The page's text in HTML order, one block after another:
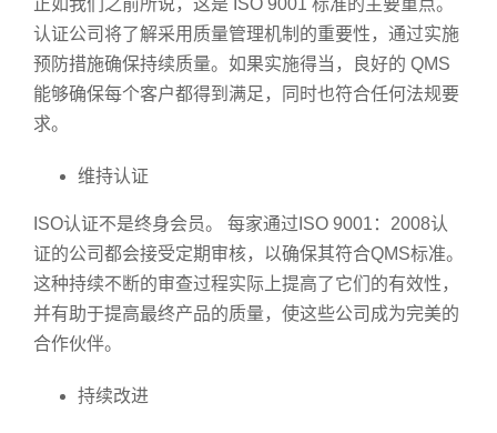
正如我们之前所说，这是 ISO 9001 标准的主要重点。
认证公司将了解采用质量管理机制的重要性，通过实施
预防措施确保持续质量。如果实施得当，良好的 QMS
能够确保每个客户都得到满足，同时也符合任何法规要
求。
维持认证
ISO认证不是终身会员。 每家通过ISO 9001：2008认
证的公司都会接受定期审核，以确保其符合QMS标准。
这种持续不断的审查过程实际上提高了它们的有效性，
并有助于提高最终产品的质量，使这些公司成为完美的
合作伙伴。
持续改进